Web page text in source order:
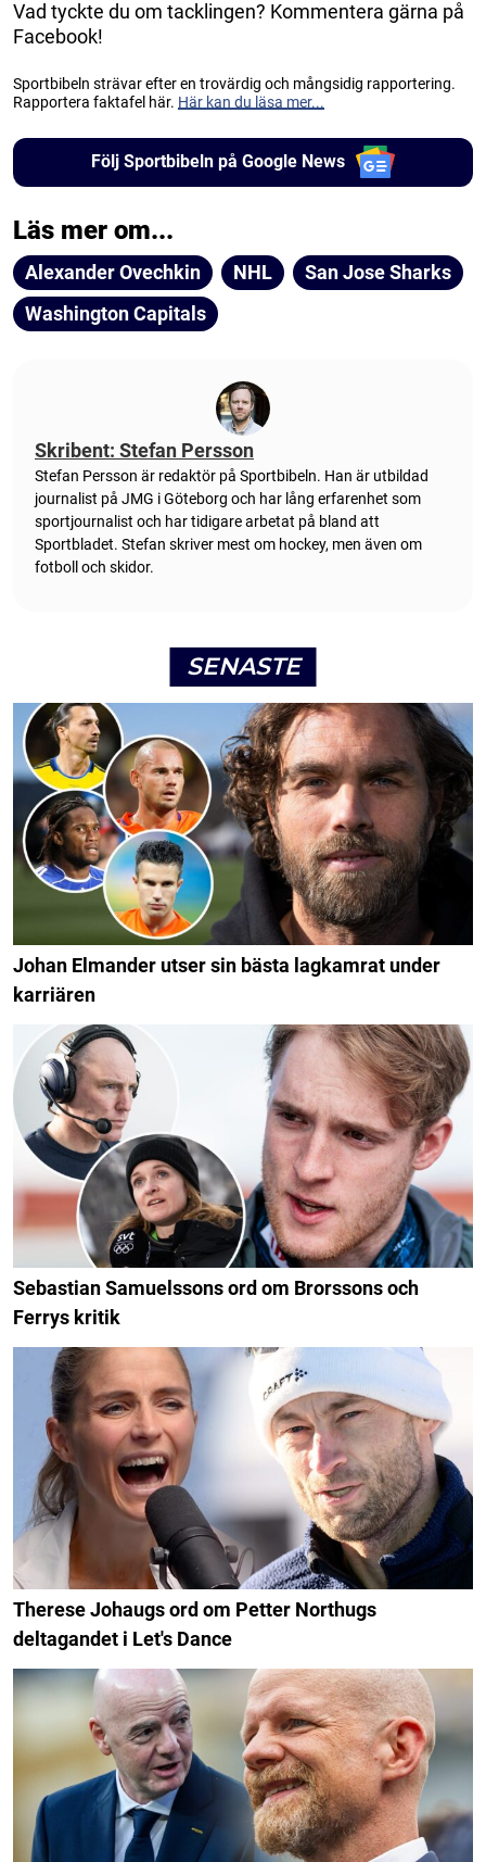
Vad tyckte du om tacklingen? Kommentera gärna på
Facebook!
Sportbibeln strävar efter en trovärdig och mångsidig rapportering.
Rapportera faktafel här. Här kan du läsa mer...
Följ Sportbibeln på Google News
Läs mer om...
Alexander Ovechkin NHL
San Jose Sharks
Washington Capitals
Skribent: Stefan Persson
Stefan Persson är redaktör på Sportbibeln. Han är utbildad
journalist på JMG i Göteborg och har lång erfarenhet som
sportjournalist och har tidigare arbetat på bland att
Sportbladet. Stefan skriver mest om hockey, men även om
fotboll och skidor.
SENASTE
Johan Elmander utser sin bästa lagkamrat under
karriären
Sebastian Samuelssons ord om Brorssons och
Ferrys kritik
Therese Johaugs ord om Petter Northugs
deltagandet i Let's Dance